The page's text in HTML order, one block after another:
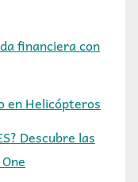
financiera con
en Helicópteros
Descubre las